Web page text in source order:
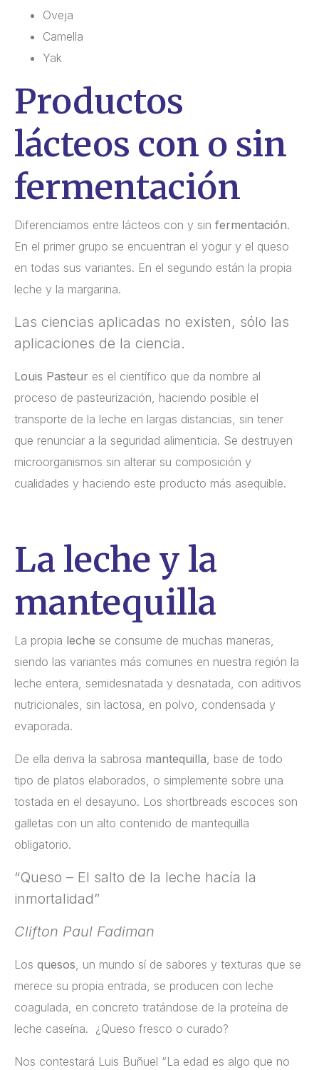
Oveja
Camella
Yak
Productos
lácteos con o sin
fermentación
Diferenciamos entre lácteos con y sin fermentación.
En el primer grupo se encuentran el yogur y el queso
en todas sus variantes. En el segundo están la propia
leche y la margarina.
Las ciencias aplicadas no existen, sólo las
aplicaciones de la ciencia.
Louis Pasteur es el científico que da nombre al
proceso de pasteurización, haciendo posible el
transporte de la leche en largas distancias, sin tener
que renunciar a la seguridad alimenticia. Se destruyen
microorganismos sin alterar su composición y
cualidades y haciendo este producto más asequible.
La leche y la
mantequilla
La propia leche se consume de muchas maneras,
siendo las variantes más comunes en nuestra región la
leche entera, semidesnatada y desnatada, con aditivos
nutricionales, sin lactosa, en polvo, condensada y
evaporada.
De ella deriva la sabrosa mantequilla, base de todo
tipo de platos elaborados, o simplemente sobre una
tostada en el desayuno. Los shortbreads escoces son
galletas con un alto contenido de mantequilla
obligatorio.
“Queso – El salto de la leche hacía la
inmortalidad”
Clifton Paul Fadiman
Los quesos, un mundo sí de sabores y texturas que se
merece su propia entrada, se producen con leche
coagulada, en concreto tratándose de la proteína de
leche caseína. ¿Queso fresco o curado?
Nos contestará Luis Buñuel “La edad es algo que no